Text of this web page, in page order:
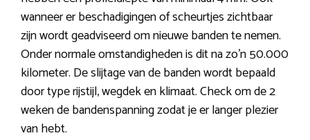
wanneer er beschadigingen of scheurtjes zichtbaar
zijn wordt geadviseerd om nieuwe banden te nemen.
Onder normale omstandigheden is dit na zo’n 50.000
kilometer. De slijtage van de banden wordt bepaald
door type rijstijl, wegdek en klimaat. Check om de 2
weken de bandenspanning zodat je er langer plezier
van hebt.